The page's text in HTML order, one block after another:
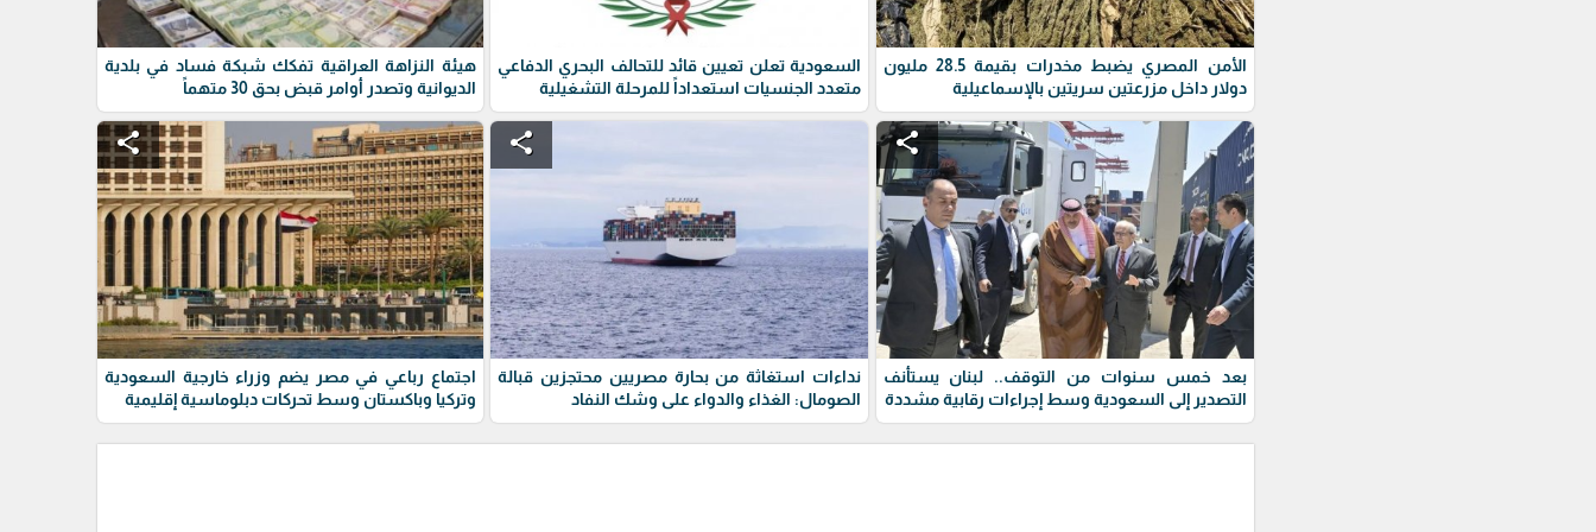
الأمن المصري يضبط مخدرات بقيمة 28.5 مليون
دولار داخل مزرعتين سريتين بالإسماعيلية
السعودية تعلن تعيين قائد للتحالف البحري الدفاعي
متعدد الجنسيات استعداداً للمرحلة التشغيلية
هيئة النزاهة العراقية تفكك شبكة فساد في بلدية
الديوانية وتصدر أوامر قبض بحق 30 متهماً
share
بعد خمس سنوات من التوقف.. لبنان يستأنف
التصدير إلى السعودية وسط إجراءات رقابية مشددة
share
نداءات استغاثة من بحارة مصريين محتجزين قبالة
الصومال: الغذاء والدواء على وشك النفاد
share
اجتماع رباعي في مصر يضم وزراء خارجية السعودية
وتركيا وباكستان وسط تحركات دبلوماسية إقليمية